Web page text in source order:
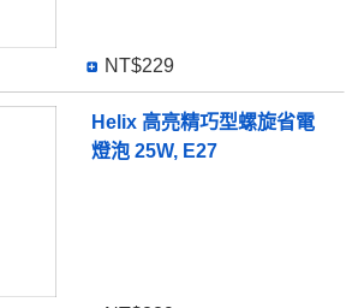
NT$229
Helix 高亮精巧型螺旋省電
燈泡 25W, E27